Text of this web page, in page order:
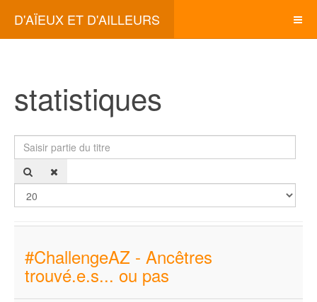
D'AÏEUX ET D'AILLEURS
statistiques
Saisir partie du titre
#ChallengeAZ - Ancêtres
trouvé.e.s... ou pas